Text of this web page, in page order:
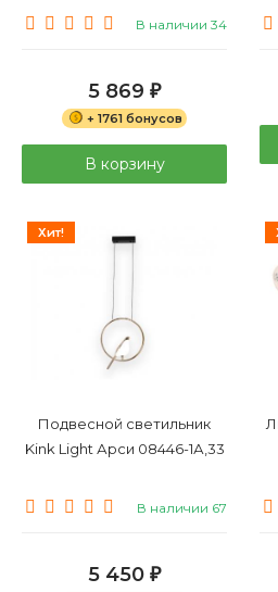
В наличии 34
5 869 ₽
+ 1761 бонусов
В корзину
Хит!
Подвесной светильник
Kink Light Арси 08446-1А,33
В наличии 67
5 450 ₽